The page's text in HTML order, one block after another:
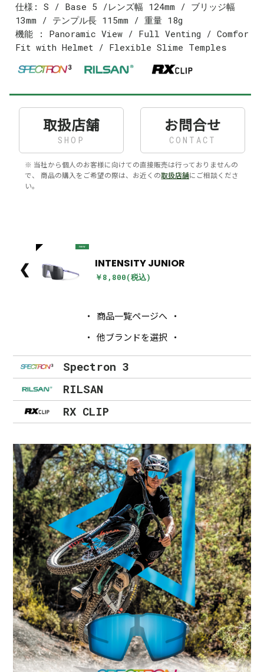
仕様: S / Base 5 /レンズ幅 124mm / ブリッジ幅
13mm / テンプル長 115mm / 重量 18g
機能 : Panoramic View / Full Venting / Comfor
Fit with Helmet / Flexible Slime Temples
取扱店舗
SHOP
お問合せ
CONTACT
※ 当社から個人のお客様に向けての直接販売は行っておりませんの
で、 商品の購入をご希望の際は、お近くの取扱店舗にご相談くださ
い。
❮
new
INTENSITY JUNIOR
￥8,800(税込)
商品一覧ページへ
他ブランドを選択
Spectron 3
RILSAN
RX CLIP